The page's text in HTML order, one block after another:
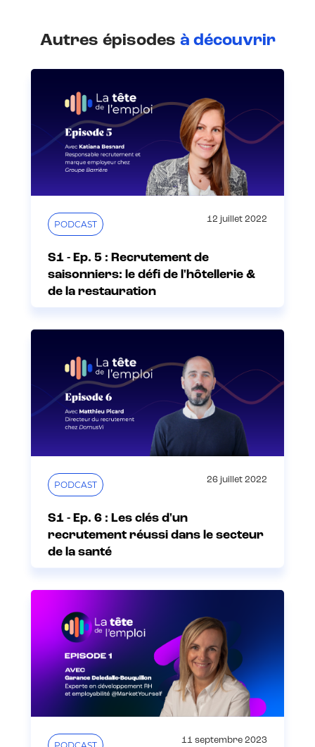
Autres épisodes à découvrir
PODCAST 12 juillet 2022
S1 - Ep. 5 : Recrutement de
saisonniers: le défi de l'hôtellerie &
de la restauration
PODCAST 26 juillet 2022
S1 - Ep. 6 : Les clés d'un
recrutement réussi dans le secteur
de la santé
11 septembre 2023